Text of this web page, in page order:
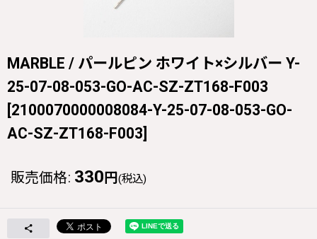
MARBLE / パールピン ホワイト×シルバー Y-
25-07-08-053-GO-AC-SZ-ZT168-F003
[2100070000008084-Y-25-07-08-053-GO-
AC-SZ-ZT168-F003]
販売価格: 330 円 (税込)